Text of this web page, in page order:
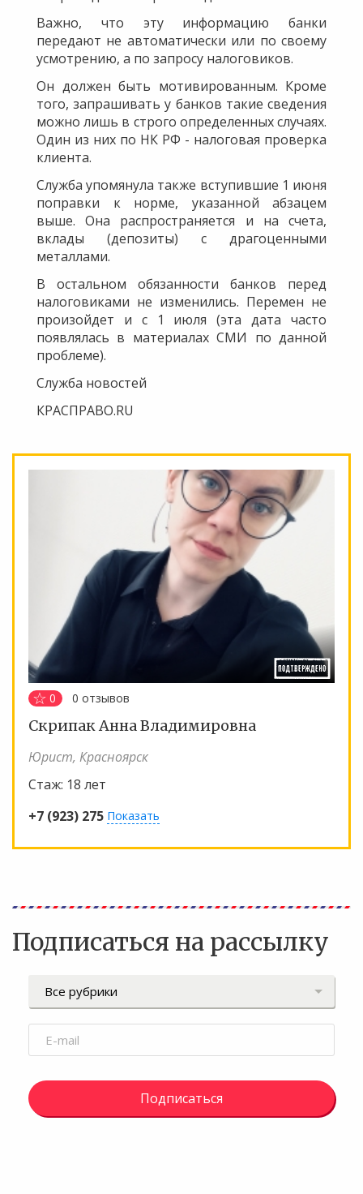
Важно, что эту информацию банки
передают не автоматически или по своему
усмотрению, а по запросу налоговиков.
Он должен быть мотивированным. Кроме
того, запрашивать у банков такие сведения
можно лишь в строго определенных случаях.
Один из них по НК РФ - налоговая проверка
клиента.
Служба упомянула также вступившие 1 июня
поправки к норме, указанной абзацем
выше. Она распространяется и на счета,
вклады (депозиты) с драгоценными
металлами.
В остальном обязанности банков перед
налоговиками не изменились. Перемен не
произойдет и с 1 июля (эта дата часто
появлялась в материалах СМИ по данной
проблеме).
Служба новостей
КРАСПРАВО.RU
0 0 отзывов
Скрипак Анна Владимировна
Юрист, Красноярск
Стаж: 18 лет
+7 (923) 275 Показать
Подписаться на рассылку
Подписаться